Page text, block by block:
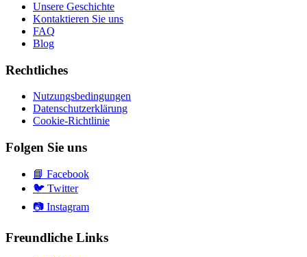
Unsere Geschichte
Kontaktieren Sie uns
FAQ
Blog
Rechtliches
Nutzungsbedingungen
Datenschutzerklärung
Cookie-Richtlinie
Folgen Sie uns
📘 Facebook
🐦 Twitter
📷 Instagram
Freundliche Links